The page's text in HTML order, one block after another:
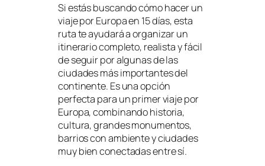
Si estás buscando cómo hacer un
viaje por Europa en 15 días, esta
ruta te ayudará a organizar un
itinerario completo, realista y fácil
de seguir por algunas de las
ciudades más importantes del
continente. Es una opción
perfecta para un primer viaje por
Europa, combinando historia,
cultura, grandes monumentos,
barrios con ambiente y ciudades
muy bien conectadas entre sí.